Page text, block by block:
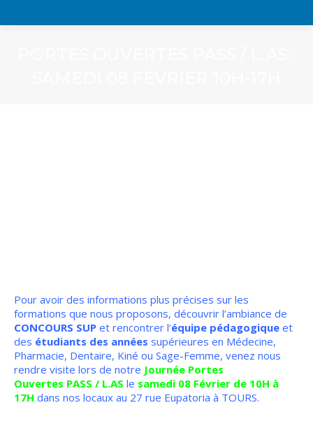
Pour avoir des informations plus précises sur les
formations que nous proposons, découvrir l’ambiance de
CONCOURS SUP et rencontrer l’équipe pédagogique et
des étudiants des années supérieures en Médecine,
Pharmacie, Dentaire, Kiné ou Sage-Femme, venez nous
rendre visite lors de notre Journée Portes
Ouvertes PASS / L.AS le samedi 08 Février de 10H à
17H dans nos locaux au 27 rue Eupatoria à TOURS.